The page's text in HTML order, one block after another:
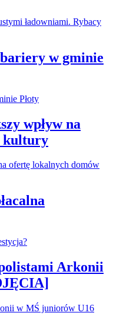
w gminie
wpływ na
kultury
Arkonii